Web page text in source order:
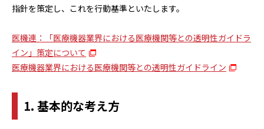
指針を策定し、これを行動基準といたします。
医機連：「医療機器業界における医療機関等との透明性ガイドラ
イン」策定について
医療機器業界における医療機関等との透明性ガイドライン
1. 基本的な考え方